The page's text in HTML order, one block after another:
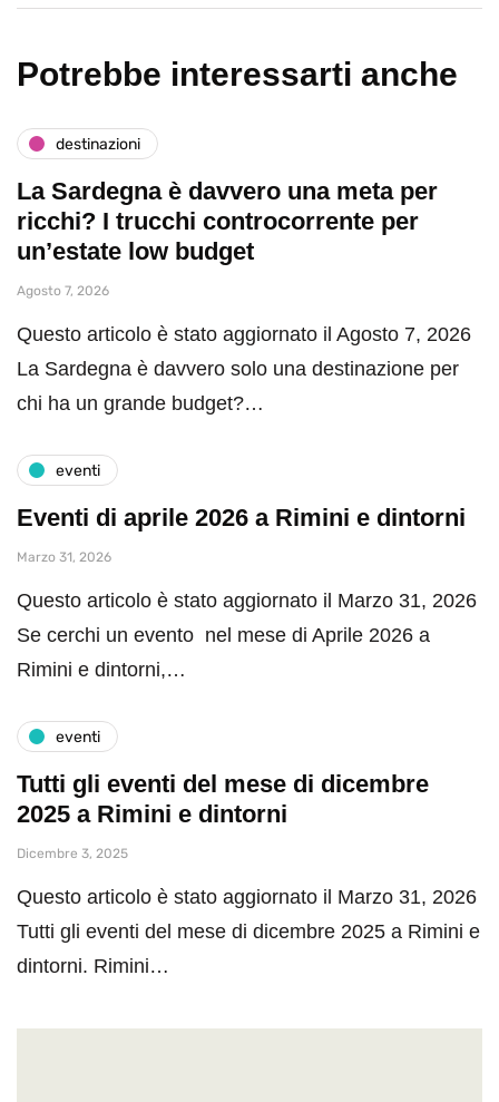
Potrebbe interessarti anche
destinazioni
La Sardegna è davvero una meta per
ricchi? I trucchi controcorrente per
un’estate low budget
Agosto 7, 2026
Questo articolo è stato aggiornato il Agosto 7, 2026
La Sardegna è davvero solo una destinazione per
chi ha un grande budget?…
eventi
Eventi di aprile 2026 a Rimini e dintorni
Marzo 31, 2026
Questo articolo è stato aggiornato il Marzo 31, 2026
Se cerchi un evento nel mese di Aprile 2026 a
Rimini e dintorni,…
eventi
Tutti gli eventi del mese di dicembre
2025 a Rimini e dintorni
Dicembre 3, 2025
Questo articolo è stato aggiornato il Marzo 31, 2026
Tutti gli eventi del mese di dicembre 2025 a Rimini e
dintorni. Rimini…